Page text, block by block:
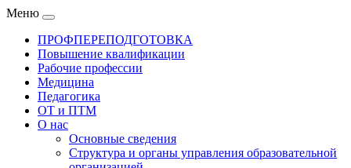
Меню
ПРОФПЕРЕПОДГОТОВКА
Повышение квалификации
Рабочие профессии
Медицина
Педагогика
ОТ и ПТМ
О нас
Основные сведения
Структура и органы управления образовательной